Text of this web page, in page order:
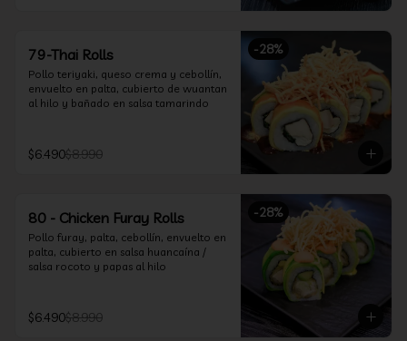
-28%
79-Thai Rolls
Pollo teriyaki, queso crema y cebollín,
envuelto en palta, cubierto de wuantan
al hilo y bañado en salsa tamarindo
$6.490$8.990
-28%
80 - Chicken Furay Rolls
Pollo furay, palta, cebollín, envuelto en
palta, cubierto en salsa huancaína /
salsa rocoto y papas al hilo
$6.490$8.990